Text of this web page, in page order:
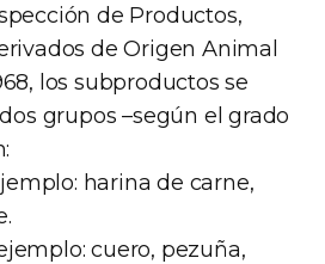
de Productos,
de Origen Animal
los subproductos se
grupos –según el grado
harina de carne,
cuero, pezuña,